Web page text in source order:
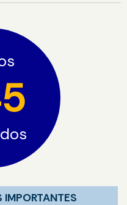
IMPORTANTES